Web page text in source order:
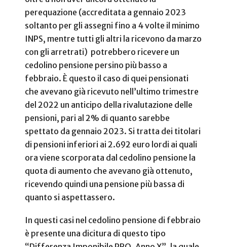
perequazione (accreditata a gennaio 2023
soltanto per gli assegni fino a 4 volte il minimo
INPS, mentre tutti gli altri la ricevono da marzo
con gli arretrati) potrebbero ricevere un
cedolino pensione persino più basso a
febbraio. È questo il caso di quei pensionati
che avevano già ricevuto nell’ultimo trimestre
del 2022 un anticipo della rivalutazione delle
pensioni, pari al 2% di quanto sarebbe
spettato da gennaio 2023. Si tratta dei titolari
di pensioni inferiori ai 2.692 euro lordi ai quali
ora viene scorporata dal cedolino pensione la
quota di aumento che avevano già ottenuto,
ricevendo quindi una pensione più bassa di
quanto si aspettassero.
In questi casi nel cedolino pensione di febbraio
è presente una dicitura di questo tipo